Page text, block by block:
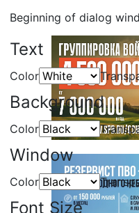
Beginning of dialog
Text
Color
Background
Color
Window
Color
Font Size